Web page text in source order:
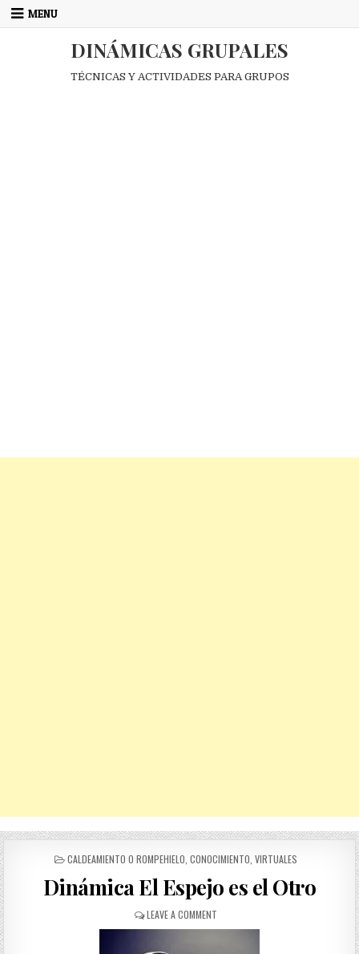
Skip
MENU
DINÁMICAS GRUPALES
TÉCNICAS Y ACTIVIDADES PARA GRUPOS
POSTED
CALDEAMIENTO O ROMPEHIELO CONOCIMIENTO VIRTUALES
Dinámica El Espejo es el Otro
LEAVE A COMMENTON
DINÁMICA